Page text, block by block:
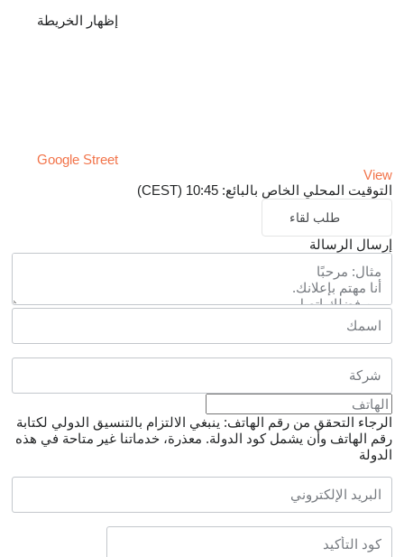
إظهار الخريطة
Google Street
View
التوقيت المحلي الخاص بالبائع: 10:45 (CEST)
طلب لقاء
إرسال الرسالة
الرجاء التحقق من رقم الهاتف: ينبغي الالتزام بالتنسيق الدولي لكتابة
رقم الهاتف وأن يشمل كود الدولة. معذرة، خدماتنا غير متاحة في هذه
الدولة